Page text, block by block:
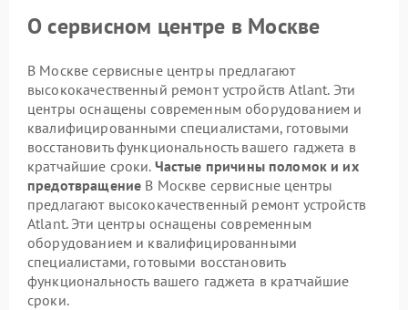
О сервисном центре в Москве
В Москве сервисные центры предлагают
высококачественный ремонт устройств Atlant. Эти
центры оснащены современным оборудованием и
квалифицированными специалистами, готовыми
восстановить функциональность вашего гаджета в
кратчайшие сроки. Частые причины поломок и их
предотвращение В Москве сервисные центры
предлагают высококачественный ремонт устройств
Atlant. Эти центры оснащены современным
оборудованием и квалифицированными
специалистами, готовыми восстановить
функциональность вашего гаджета в кратчайшие
сроки.